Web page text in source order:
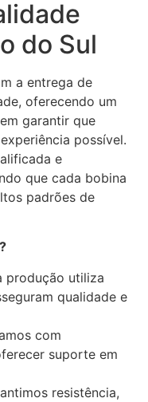
do Sul
a entrega de
oferecendo um
garantir que
possível.
e
que cada bobina
padrões de
produção utiliza
qualidade e
com
suporte em
resistência,